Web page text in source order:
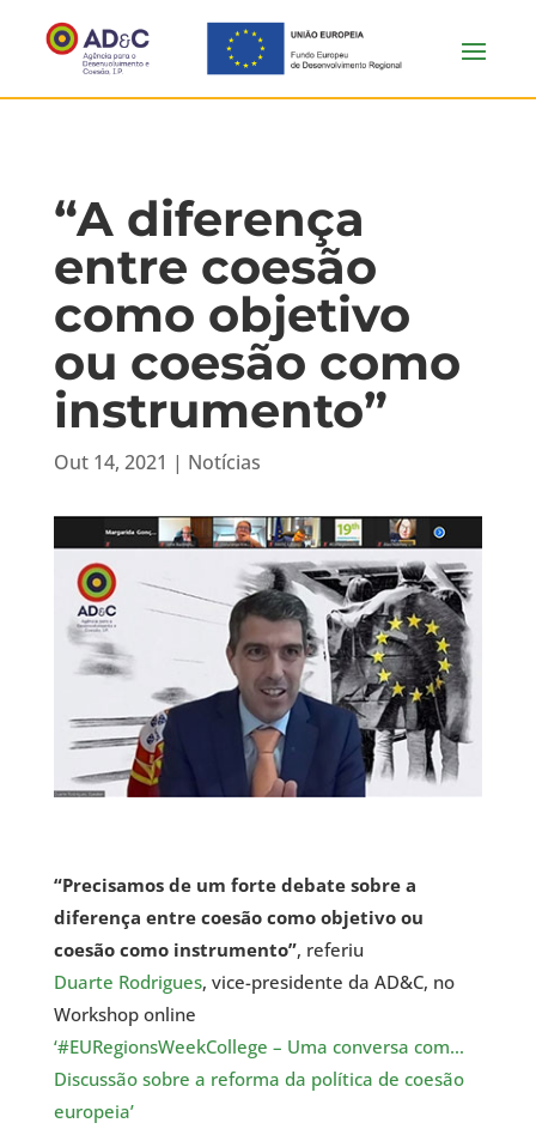
“A diferença
entre coesão
como objetivo
ou coesão como
instrumento”
Out 14, 2021 | Notícias
“Precisamos de um forte debate sobre a
diferença entre coesão como objetivo ou
coesão como instrumento”, referiu
Duarte Rodrigues, vice-presidente da AD&C, no
Workshop online
‘#EURegionsWeekCollege – Uma conversa com…
Discussão sobre a reforma da política de coesão
europeia’